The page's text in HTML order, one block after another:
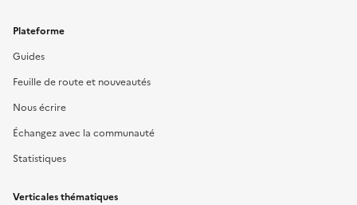
Plateforme
Guides
Feuille de route et nouveautés
Nous écrire
Échangez avec la communauté
Statistiques
Verticales thématiques